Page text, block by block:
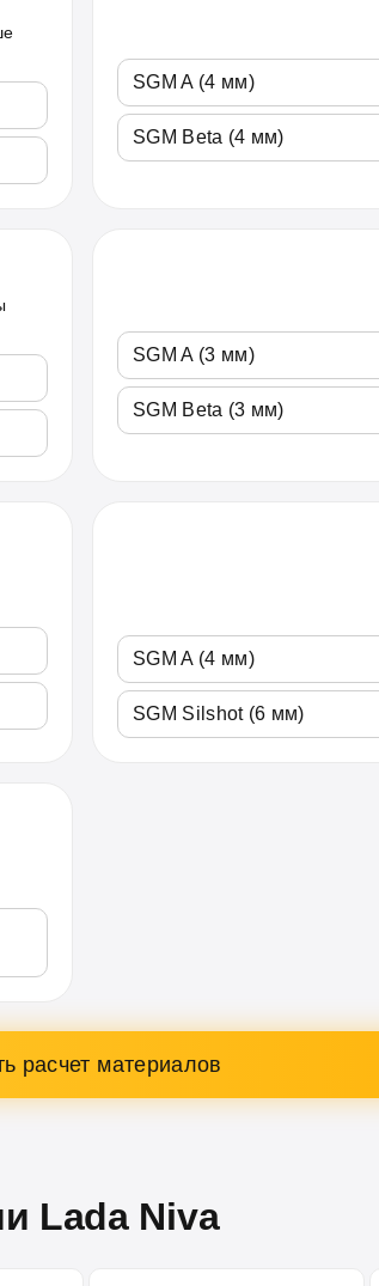
SGM A (4 мм)
SGM Beta (4 мм)
SGM A (3 мм)
SGM Beta (3 мм)
SGM A (4 мм)
SGM Silshot (6 мм)
расчет материалов
Lada Niva